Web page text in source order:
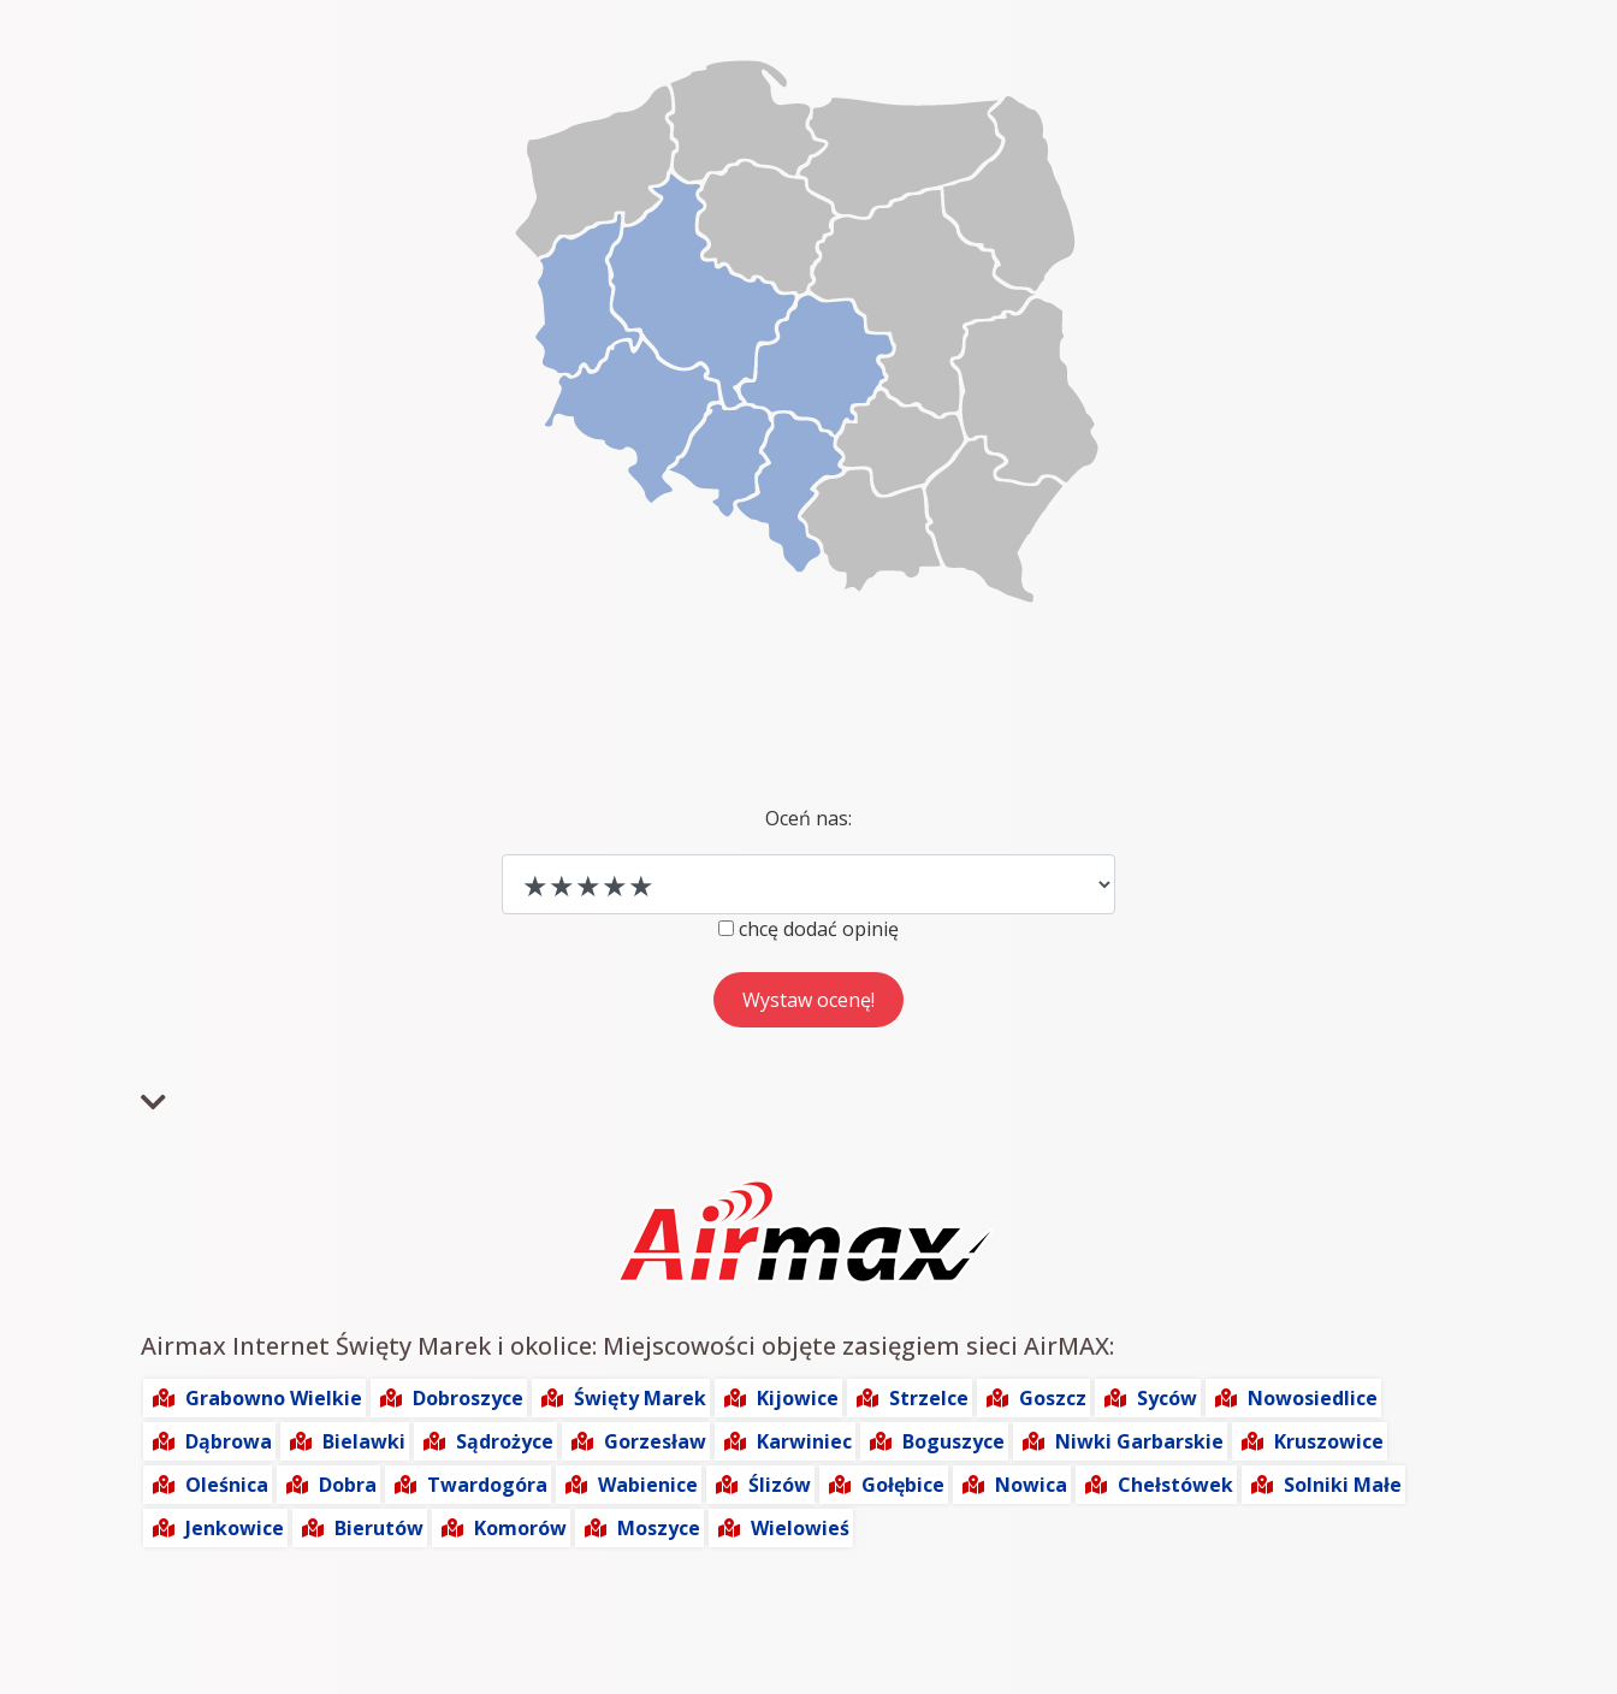
Oceń nas:
chcę dodać opinię
Airmax Internet Święty Marek i okolice: Miejscowości objęte zasięgiem sieci AirMAX:
Grabowno Wielkie Dobroszyce Święty Marek Kijowice Strzelce Goszcz Syców
Nowosiedlice
Dąbrowa
Bielawki Sądrożyce Gorzesław Karwiniec Boguszyce Niwki Garbarskie
Kruszowice
Oleśnica
Dobra Twardogóra Wabienice Ślizów Gołębice Nowica Chełstówek
Solniki Małe
Jenkowice
Bierutów Komorów Moszyce Wielowieś